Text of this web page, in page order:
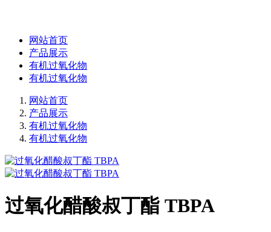
网站首页
产品展示
有机过氧化物
有机过氧化物
网站首页
产品展示
有机过氧化物
有机过氧化物
过氧化醋酸叔丁酯 TBPA